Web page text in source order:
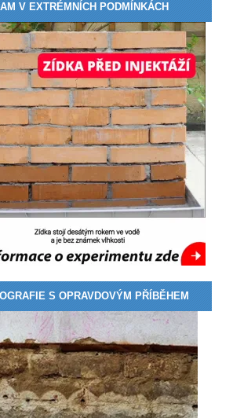
V EXTRÉMNÍCH PODMÍNKÁCH
S OPRAVDOVÝM PŘÍBĚHEM